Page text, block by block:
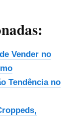
Vender no
Tendência no